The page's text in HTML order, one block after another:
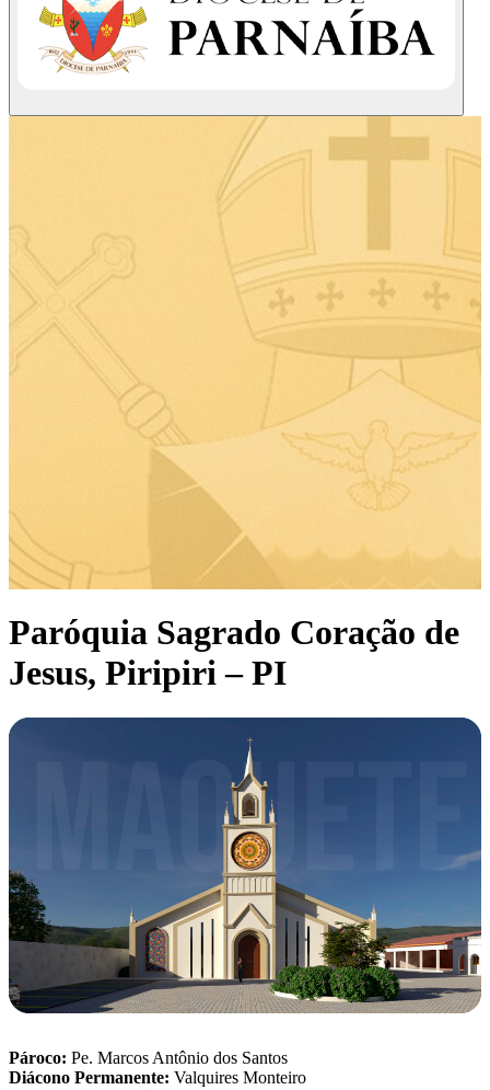
Paróquia Sagrado Coração de
Jesus, Piripiri – PI
Pároco: Pe. Marcos Antônio dos Santos
Diácono Permanente: Valquires Monteiro